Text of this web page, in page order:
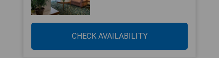
CHECK AVAILABILITY